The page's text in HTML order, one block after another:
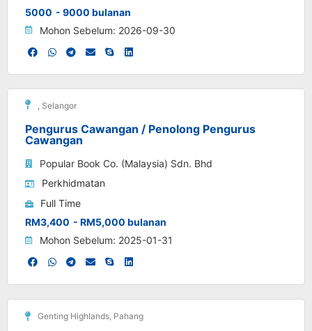
5000 - 9000 bulanan
Mohon Sebelum: 2026-09-30
, Selangor
Pengurus Cawangan / Penolong Pengurus
Cawangan
Popular Book Co. (Malaysia) Sdn. Bhd
Perkhidmatan
Full Time
RM3,400 - RM5,000 bulanan
Mohon Sebelum: 2025-01-31
Genting Highlands Pahang